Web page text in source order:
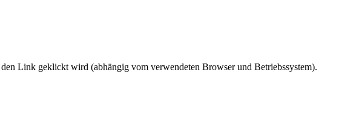
Link geklickt wird (abhängig vom verwendeten Browser und Betriebssystem).